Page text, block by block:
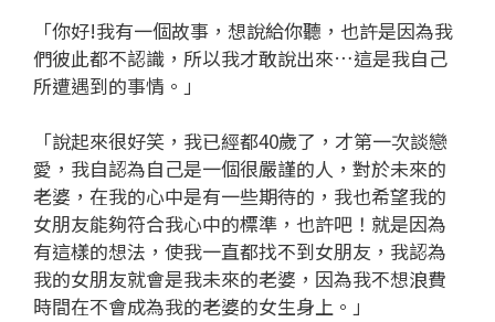
「你好!我有一個故事，想說給你聽，也許是因為我
們彼此都不認識，所以我才敢說出來…這是我自己
所遭遇到的事情。」
「說起來很好笑，我已經都40歲了，才第一次談戀
愛，我自認為自己是一個很嚴謹的人，對於未來的
老婆，在我的心中是有一些期待的，我也希望我的
女朋友能夠符合我心中的標準，也許吧！就是因為
有這樣的想法，使我一直都找不到女朋友，我認為
我的女朋友就會是我未來的老婆，因為我不想浪費
時間在不會成為我的老婆的女生身上。」